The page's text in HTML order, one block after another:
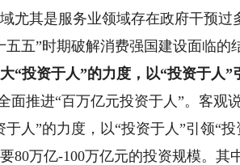
尤其是服务业领域存在政府干预过
”时期破解消费强国建设面临的
“投资于人”的力度，以“投资于人”
推进“百万亿元投资于人”。客观
于人”的力度，以“投资于人”引领“
80万亿-100万亿元的投资规模。